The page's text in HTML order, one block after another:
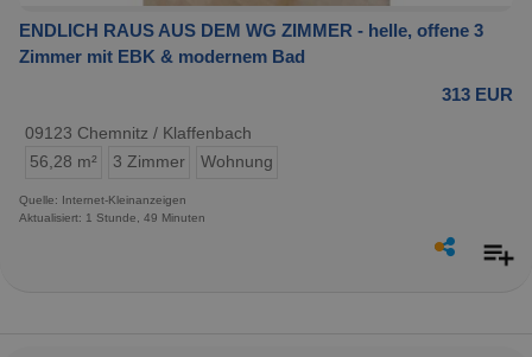
ENDLICH RAUS AUS DEM WG ZIMMER - helle, offene 3
Zimmer mit EBK & modernem Bad
313 EUR
09123 Chemnitz / Klaffenbach
56,28 m²
3 Zimmer Wohnung
Quelle: Internet-Kleinanzeigen
Aktualisiert: 1 Stunde, 49 Minuten